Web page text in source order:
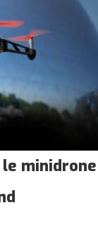
minidrone